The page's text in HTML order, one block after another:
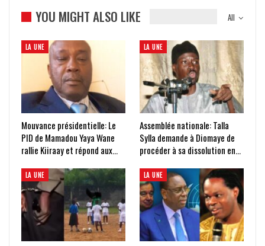
All
YOU MIGHT ALSO LIKE
LA UNE
Mouvance présidentielle: Le
PID de Mamadou Yaya Wane
rallie Kiiraay et répond aux…
LA UNE
Assemblée nationale: Talla
Sylla demande à Diomaye de
procéder à sa dissolution en…
LA UNE LA UNE